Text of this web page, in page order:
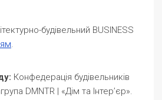
будівельний BUSINESS
.
Конфедерація будівельників
DMNTR | «Дім та Інтер’єр».